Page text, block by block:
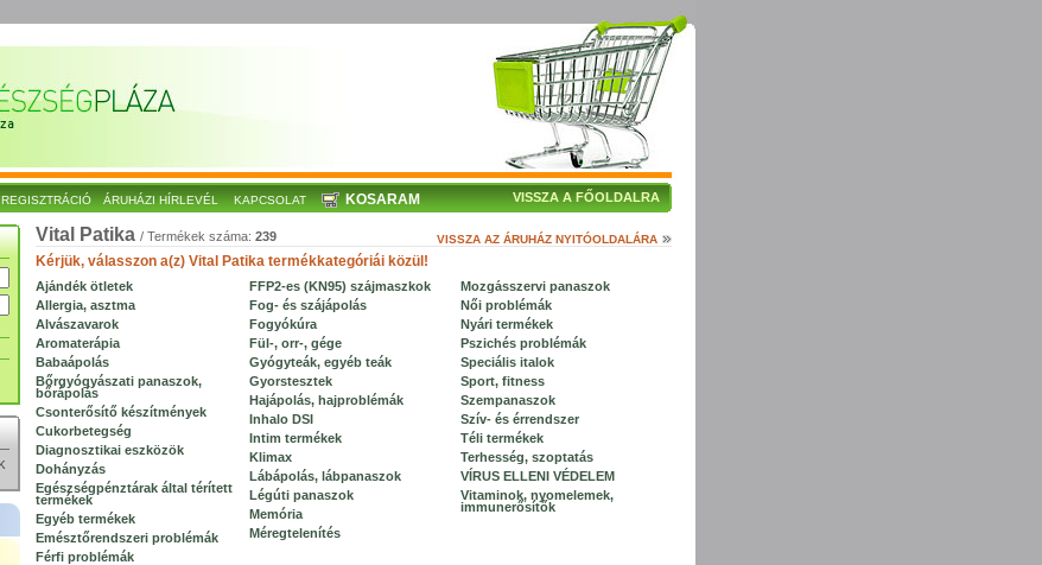
REGISZTRÁCIÓ ÁRUHÁZI HÍRLEVÉL KAPCSOLAT KOSARAM VISSZA A FŐOLDALRA
Vital Patika / Termékek száma: 239 VISSZA AZ ÁRUHÁZ NYITÓOLDALÁRA
Kérjük, válasszon a(z) Vital Patika termékkategóriái közül!
Ajándék ötletek
Allergia, asztma
Alvászavarok
Aromaterápia
Babaápolás
Bőrgyógyászati panaszok,
bőrápolás
Csonterősítő készítmények
Cukorbetegség
Diagnosztikai eszközök
Dohányzás
Egészségpénztárak által térített
termékek
Egyéb termékek
Emésztőrendszeri problémák
Férfi problémák
FFP2-es (KN95) szájmaszkok
Fog- és szájápolás
Fogyókúra
Fül-, orr-, gége
Gyógyteák, egyéb teák
Gyorstesztek
Hajápolás, hajproblémák
Inhalo DSI
Intim termékek
Klimax
Lábápolás, lábpanaszok
Légúti panaszok
Memória
Méregtelenítés
Mozgásszervi panaszok
Női problémák
Nyári termékek
Pszichés problémák
Speciális italok
Sport, fitness
Szempanaszok
Szív- és érrendszer
Téli termékek
Terhesség, szoptatás
VÍRUS ELLENI VÉDELEM
Vitaminok, nyomelemek,
immunerősítők